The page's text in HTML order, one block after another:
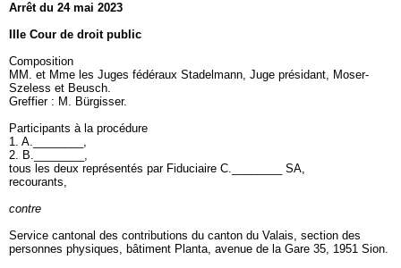
Arrêt du 24 mai 2023
IIIe Cour de droit public
Composition
MM. et Mme les Juges fédéraux Stadelmann, Juge présidant, Moser-
Szeless et Beusch.
Greffier : M. Bürgisser.
Participants à la procédure
1. A.________,
2. B.________,
tous les deux représentés par Fiduciaire C.________ SA,
recourants,
contre
Service cantonal des contributions du canton du Valais, section des
personnes physiques, bâtiment Planta, avenue de la Gare 35, 1951 Sion.